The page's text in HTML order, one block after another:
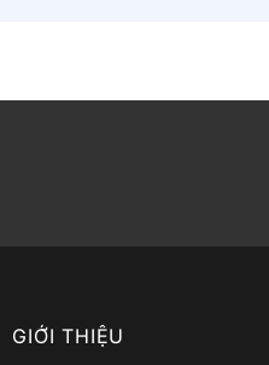
GIỚI THIỆU